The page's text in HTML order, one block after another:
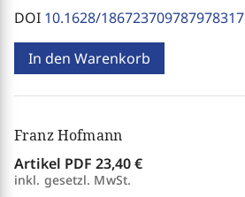
DOI 10.1628/186723709787978317
In den Warenkorb
Franz Hofmann
Artikel PDF 23,40 €
inkl. gesetzl. MwSt.